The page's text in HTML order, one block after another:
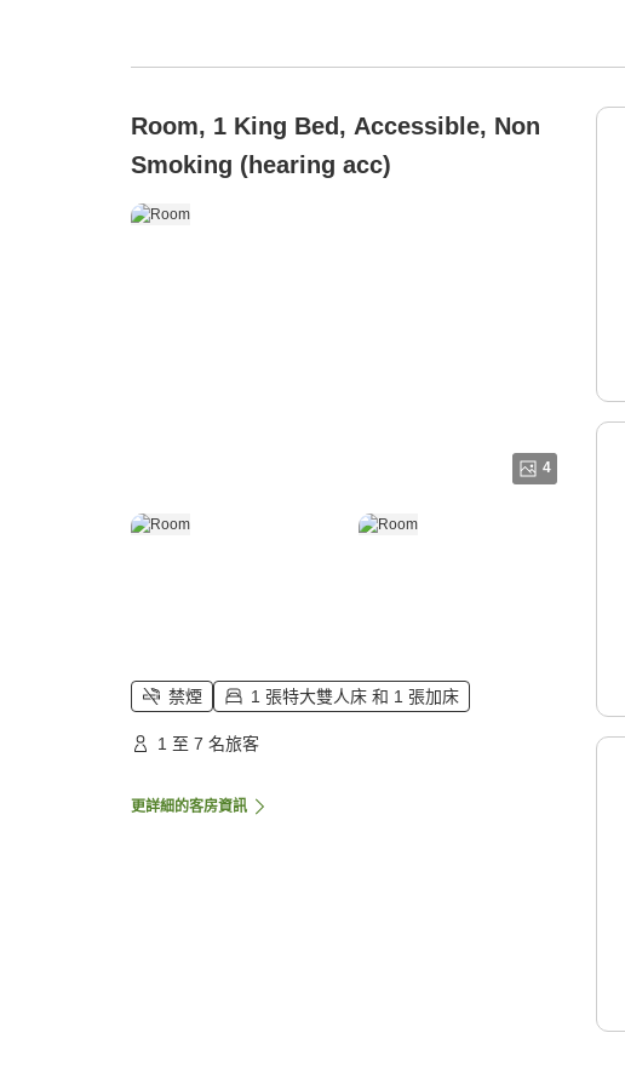
Room, 1 King Bed, Accessible, Non
Smoking (hearing acc)
4
禁煙 1 張特大雙人床 和 1 張加床
1 至 7 名旅客
更詳細的客房資訊